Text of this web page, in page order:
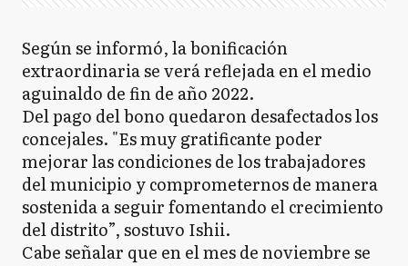
Según se informó, la bonificación
extraordinaria se verá reflejada en el medio
aguinaldo de fin de año 2022.
Del pago del bono quedaron desafectados los
concejales. "Es muy gratificante poder
mejorar las condiciones de los trabajadores
del municipio y comprometernos de manera
sostenida a seguir fomentando el crecimiento
del distrito”, sostuvo Ishii.
Cabe señalar que en el mes de noviembre se